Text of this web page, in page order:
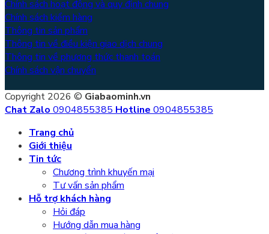
Chính sách hoạt động và quy định chung
Chính sách kiểm hàng
Thông tin sản phẩm
Thông tin về điều kiện giao dịch chung
Thông tin về phương thức thanh toán
Chính sách vận chuyển
Copyright 2026 © Giabaominh.vn
Chat Zalo 0904855385 Hotline 0904855385
Trang chủ
Giới thiệu
Tin tức
Chương trình khuyến mại
Tư vấn sản phẩm
Hỗ trợ khách hàng
Hỏi đáp
Hướng dẫn mua hàng